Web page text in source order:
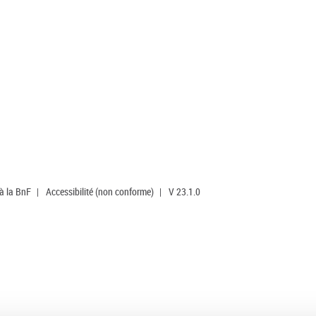
la BnF | Accessibilité (non conforme) | V 23.1.0